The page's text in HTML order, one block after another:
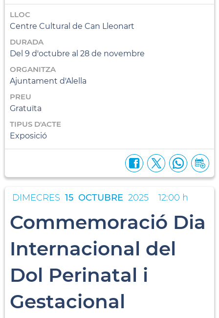
LLOC
Centre Cultural de Can Lleonart
DURADA
Del 9 d'octubre al 28 de novembre
ORGANITZA
Ajuntament d'Alella
PREU
Gratuïta
TIPUS D'ACTE
Exposició
DIMECRES 15 OCTUBRE 2025 12:00 h
Commemoració Dia
Internacional del
Dol Perinatal i
Gestacional